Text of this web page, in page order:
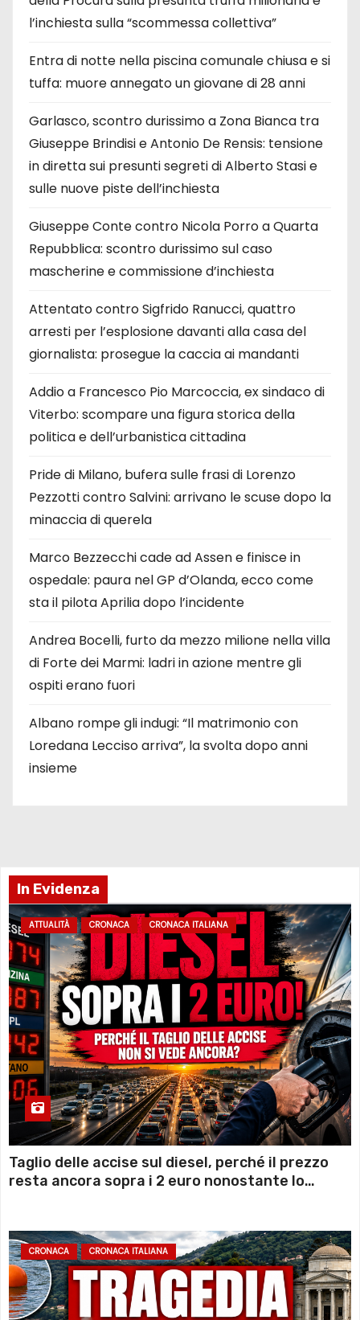
l’inchiesta sulla “scommessa collettiva”
Entra di notte nella piscina comunale chiusa e si
tuffa: muore annegato un giovane di 28 anni
Garlasco, scontro durissimo a Zona Bianca tra
Giuseppe Brindisi e Antonio De Rensis: tensione
in diretta sui presunti segreti di Alberto Stasi e
sulle nuove piste dell’inchiesta
Giuseppe Conte contro Nicola Porro a Quarta
Repubblica: scontro durissimo sul caso
mascherine e commissione d’inchiesta
Attentato contro Sigfrido Ranucci, quattro
arresti per l’esplosione davanti alla casa del
giornalista: prosegue la caccia ai mandanti
Addio a Francesco Pio Marcoccia, ex sindaco di
Viterbo: scompare una figura storica della
politica e dell’urbanistica cittadina
Pride di Milano, bufera sulle frasi di Lorenzo
Pezzotti contro Salvini: arrivano le scuse dopo la
minaccia di querela
Marco Bezzecchi cade ad Assen e finisce in
ospedale: paura nel GP d’Olanda, ecco come
sta il pilota Aprilia dopo l’incidente
Andrea Bocelli, furto da mezzo milione nella villa
di Forte dei Marmi: ladri in azione mentre gli
ospiti erano fuori
Albano rompe gli indugi: “Il matrimonio con
Loredana Lecciso arriva”, la svolta dopo anni
insieme
In Evidenza
ATTUALITÀ CRONACA CRONACA ITALIANA
Taglio delle accise sul diesel, perché il prezzo
resta ancora sopra i 2 euro nonostante lo
CRONACA CRONACA ITALIANA